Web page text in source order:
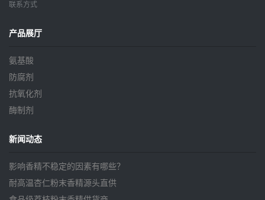
联系方式
产品展厅
氨基酸
防腐剂
抗氧化剂
酶制剂
新闻动态
影响香精不稳定的因素有哪些？
耐高温杏仁粉末香精源头直供